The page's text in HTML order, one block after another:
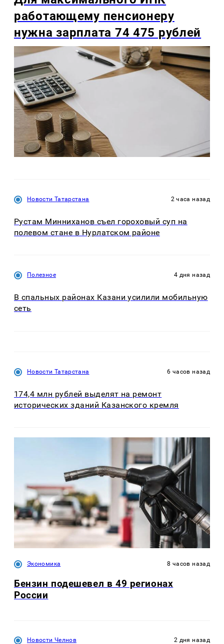
работающему пенсионеру
нужна зарплата 74 475 рублей
Новости Татарстана 2 часа назад
Рустам Минниханов съел гороховый суп на
полевом стане в Нурлатском районе
Полезное 4 дня назад
В спальных районах Казани усилили мобильную
сеть
Новости Татарстана 6 часов назад
174,4 млн рублей выделят на ремонт
исторических зданий Казанского кремля
Экономика 8 часов назад
Бензин подешевел в 49 регионах
России
Новости Челнов 2 дня назад